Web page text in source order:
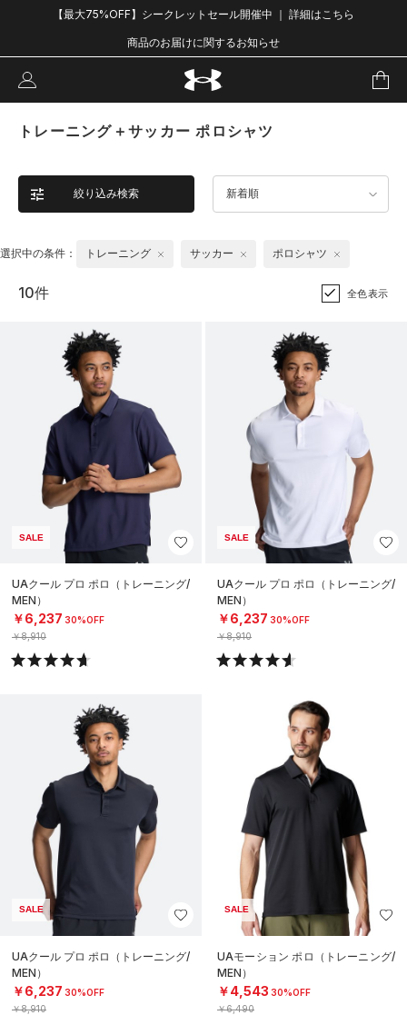
【最大75%OFF】シークレットセール開催中 ｜ 詳細はこちら
商品のお届けに関するお知らせ
トレーニング＋サッカー ポロシャツ
絞り込み検索 新着順
選択中の条件： トレーニング サッカー ポロシャツ
10件 全色表示
SALE
UAクール プロ ポロ（トレーニング/
MEN）
￥6,237 30%OFF
￥8,910
SALE
UAクール プロ ポロ（トレーニング/
MEN）
￥6,237 30%OFF
￥8,910
SALE
UAクール プロ ポロ（トレーニング/
MEN）
￥6,237 30%OFF
￥8,910
SALE
UAモーション ポロ（トレーニング/
MEN）
￥4,543 30%OFF
￥6,490